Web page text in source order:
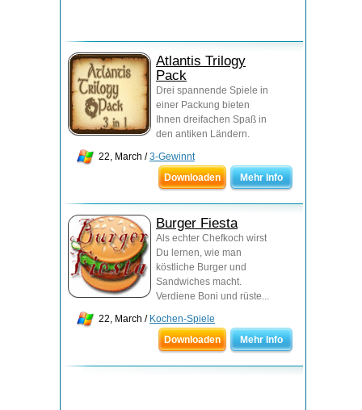
Atlantis Trilogy
Pack
Drei spannende Spiele in
einer Packung bieten
Ihnen dreifachen Spaß in
den antiken Ländern.
22, March /3-Gewinnt
Downloaden
Mehr Info
Burger Fiesta
Als echter Chefkoch wirst
Du lernen, wie man
köstliche Burger und
Sandwiches macht.
Verdiene Boni und rüste...
22, March / Kochen-Spiele
Downloaden
Mehr Info